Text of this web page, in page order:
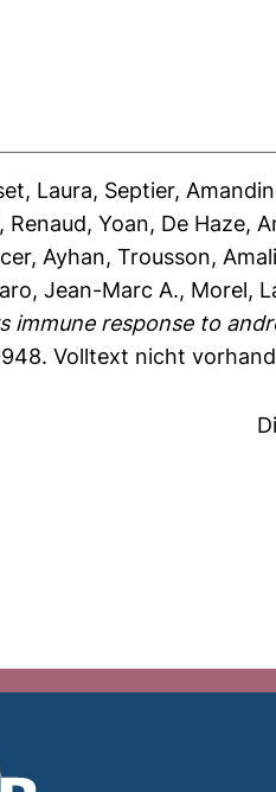
Laura, Septier,
, Renaud, Yoan, De Haze,
Ayhan, Trousson,
Jean-Marc A., Morel,
immune response to
Volltext nicht